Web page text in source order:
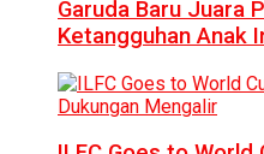
Garuda Baru Juara
Ketangguhan Anak